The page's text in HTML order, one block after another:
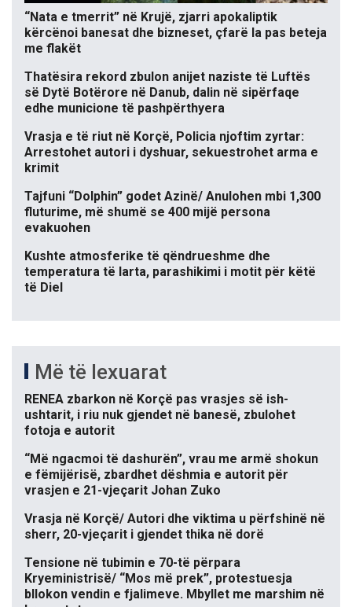
“Nata e tmerrit” në Krujë, zjarri apokaliptik
kërcënoi banesat dhe bizneset, çfarë la pas beteja
me flakët
Thatësira rekord zbulon anijet naziste të Luftës
së Dytë Botërore në Danub, dalin në sipërfaqe
edhe municione të pashpërthyera
Vrasja e të riut në Korçë, Policia njoftim zyrtar:
Arrestohet autori i dyshuar, sekuestrohet arma e
krimit
Tajfuni “Dolphin” godet Azinë/ Anulohen mbi 1,300
fluturime, më shumë se 400 mijë persona
evakuohen
Kushte atmosferike të qëndrueshme dhe
temperatura të larta, parashikimi i motit për këtë
të Diel
Më të lexuarat
RENEA zbarkon në Korçë pas vrasjes së ish-
ushtarit, i riu nuk gjendet në banesë, zbulohet
fotoja e autorit
“Më ngacmoi të dashurën”, vrau me armë shokun
e fëmijërisë, zbardhet dëshmia e autorit për
vrasjen e 21-vjeçarit Johan Zuko
Vrasja në Korçë/ Autori dhe viktima u përfshinë në
sherr, 20-vjeçarit i gjendet thika në dorë
Tensione në tubimin e 70-të përpara
Kryeministrisë/ “Mos më prek”, protestuesja
bllokon vendin e fjalimeve. Mbyllet me marshim në